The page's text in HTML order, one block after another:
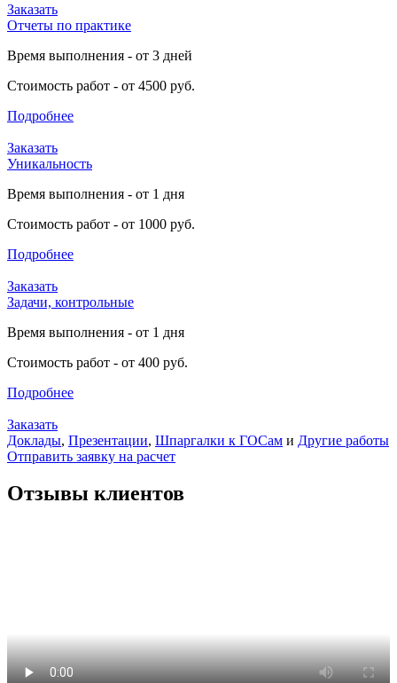
Заказать
Отчеты по практике
Время выполнения - от 3 дней
Стоимость работ - от 4500 руб.
Подробнее
Заказать
Уникальность
Время выполнения - от 1 дня
Стоимость работ - от 1000 руб.
Подробнее
Заказать
Задачи, контрольные
Время выполнения - от 1 дня
Стоимость работ - от 400 руб.
Подробнее
Заказать
Доклады, Презентации, Шпаргалки к ГОСам и Другие работы
Отправить заявку на расчет
Отзывы клиентов